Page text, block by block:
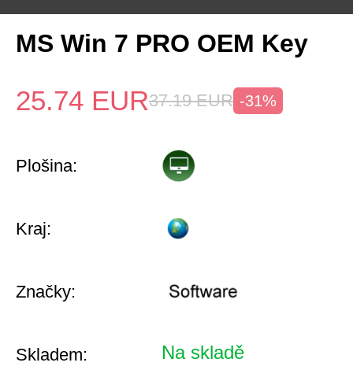
MS Win 7 PRO OEM Key
25.74 EUR37.19 EUR -31%
Plošina:
Kraj:
Značky:
Skladem: Na skladě